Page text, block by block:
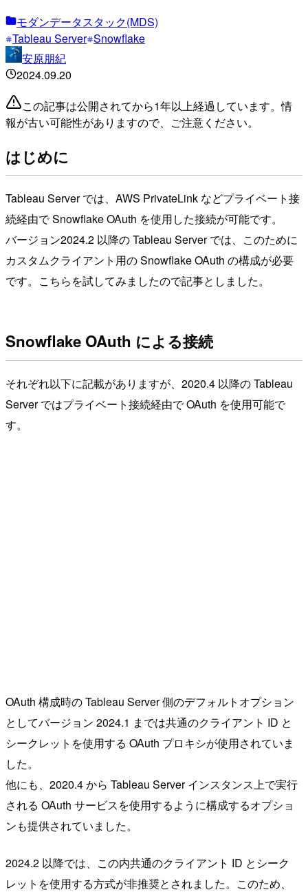
モダンデータスタック(MDS)
Tableau Server Snowflake
安原朋紀
2024.09.20
この記事は公開されてから1年以上経過しています。情
報が古い可能性がありますので、ご注意ください。
はじめに
Tableau Server では、AWS PrivateLink などプライベート接
続経由で Snowflake OAuth を使用した接続が可能です。
バージョン2024.2 以降の Tableau Server では、このために
カスタムクライアント用の Snowflake OAuth の構成が必要
です。こちらを試してみましたので記事としました。
Snowflake OAuth による接続
それぞれ以下に記載がありますが、2020.4 以降の Tableau
Server ではプライベート接続経由で OAuth を使用可能で
す。
OAuth 構成時の Tableau Server 側のデフォルトオプション
としてバージョン 2024.1 までは共通のクライアント ID と
シークレットを使用する OAuth プロキシが使用されていま
した。
他にも、2020.4 から Tableau Server インスタンス上で実行
される OAuth サービスを使用するように構成するオプショ
ンも提供されていました。
2024.2 以降では、この内共通のクライアント ID とシーク
レットを使用する方式が非推奨とされました。このため、